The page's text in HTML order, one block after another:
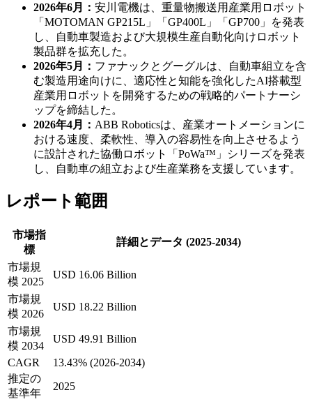
2026年6月： 安川電機は、重量物搬送用産業用ロボット
「MOTOMAN GP215L」「GP400L」「GP700」を発表
し、自動車製造および大規模生産自動化向けロボット
製品群を拡充した。
2026年5月： ファナックとグーグルは、自動車組立を含
む製造用途向けに、適応性と知能を強化したAI搭載型
産業用ロボットを開発するための戦略的パートナーシ
ップを締結した。
2026年4月： ABB Roboticsは、産業オートメーションに
おける速度、柔軟性、導入の容易性を向上させるよう
に設計された協働ロボット「PoWa™」シリーズを発表
し、自動車の組立および生産業務を支援しています。
レポート範囲
市場指
標
詳細とデータ (2025-2034)
市場規
模 2025
USD 16.06 Billion
市場規
模 2026
USD 18.22 Billion
市場規
模 2034
USD 49.91 Billion
CAGR
13.43% (2026-2034)
推定の
基準年
2025